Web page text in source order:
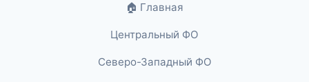
🏠 Главная
Центральный ФО
Северо-Западный ФО